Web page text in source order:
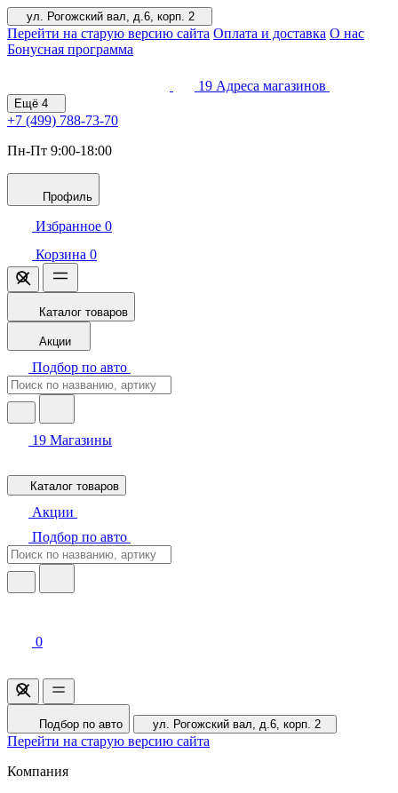
ул. Рогожский вал, д.6, корп. 2
Перейти на старую версию сайта Оплата и доставка О нас
Бонусная программа
19 Адреса магазинов
Ещё 4
+7 (499) 788-73-70
Пн-Пт 9:00-18:00
Профиль
Избранное 0
Корзина 0
Каталог товаров
Акции
Подбор по авто
19 Магазины
Каталог товаров
Акции
Подбор по авто
0
Подбор по авто ул. Рогожский вал, д.6, корп. 2
Перейти на старую версию сайта
Компания